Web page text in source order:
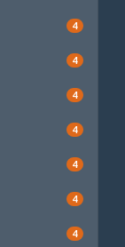
4
4
4
4
4
4
4